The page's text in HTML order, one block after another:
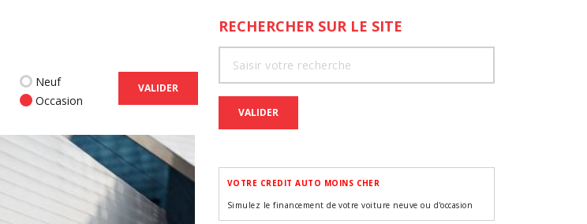
Neuf
Occasion
VALIDER
RECHERCHER SUR LE SITE
VALIDER
VOTRE CREDIT AUTO MOINS CHER
Simulez le financement de votre voiture neuve ou d'occasion